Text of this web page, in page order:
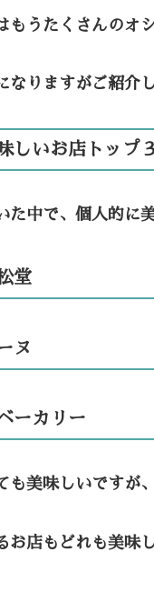
もうたくさんのオ
なりますがご紹介し
しいお店トップ３
た中で、個人的に
堂
ヌ
ーカリー
も美味しいですが
お店もどれも美味